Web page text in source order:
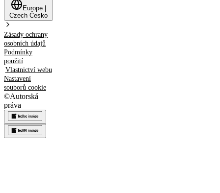
Europe
Czech Česko
Zásady ochrany
osobních údajů
Podmínky
použití
Vlastnictví webu
Nastavení
souborů cookie
©Autorská
práva